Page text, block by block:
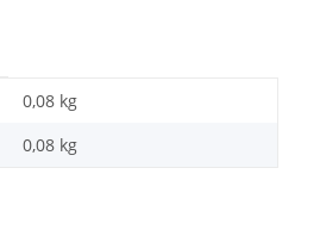
0,08 kg
0,08 kg